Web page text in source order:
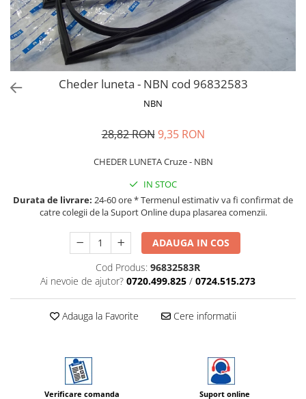
MOVANO
TIGRA-B 2004-2009
VECTRA-C 2002-2008
VIVARO
Mazda CX-80 KL
SX4 S-CROSS Hybrid 48V 2020-
prezent
S-CROSS HYBRID 48V 2022-prezent
VITARA 2015-prezent
VITARA Hybrid 48V 2020-prezent
SPARK M300 2010-2018
Cheder luneta - NBN cod 96832583
NBN
28,82 RON 9,35 RON
CHEDER LUNETA Cruze - NBN
IN STOC
Durata de livrare: 24-60 ore * Termenul estimativ va fi confirmat de
catre colegii de la Suport Online dupa plasarea comenzii.
ADAUGA IN COS
Cod Produs: 96832583R
Ai nevoie de ajutor? 0720.499.825 / 0724.515.273
Adauga la Favorite Cere informatii
Verificare comanda Suport online